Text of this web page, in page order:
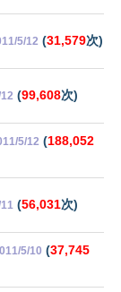
5/12 (31,579次)
(99,608次)
5/12 (188,052
(56,031次)
5/10 (37,745